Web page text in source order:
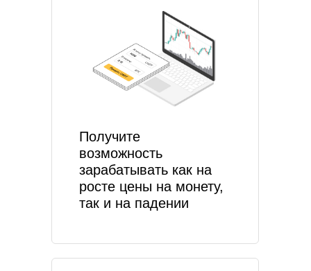
Получите
возможность
зарабатывать как на
росте цены на монету,
так и на падении